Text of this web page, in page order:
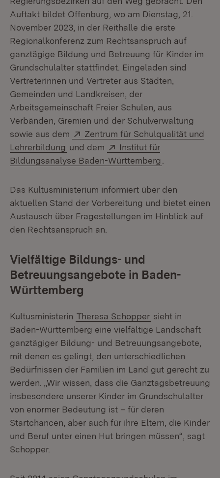
Auftakt bildet Offenburg, wo am Dienstag, 21.
November 2023, in der Reithalle die erste
Regionalkonferenz zum Rechtsanspruch auf
ganztägige Bildung und Betreuung für Kinder im
Grundschulalter stattfindet. Eingeladen sind
Vertreterinnen und Vertreter aus Städten,
Gemeinden und Landkreisen, der
Arbeitsgemeinschaft Freier Schulen, aus
Verbänden, Gremien und der Schulverwaltung
sowie aus dem
Extern:
Zentrum für Schulqualität und
Lehrerbildung (Öffnet in neuem Fenster)
und dem Extern:
Institut für
Bildungsanalyse Baden-Württemberg
Das Kultusministerium informiert über den
aktuellen Stand der Vorbereitung und bietet einen
Austausch über Fragestellungen im Hinblick auf
den Rechtsanspruch an.
Vielfältige Bildungs- und
Betreuungsangebote in Baden-
Württemberg
Kultusministerin Theresa Schopper sieht in
Baden-Württemberg eine vielfältige Landschaft
ganztägiger Bildung- und Betreuungsangebote,
mit denen es gelingt, den unterschiedlichen
Bedürfnissen der Familien im Land gut gerecht zu
werden. „Wir wissen, dass die Ganztagsbetreuung
insbesondere unserer Kinder im Grundschulalter
von enormer Bedeutung ist – für deren
Startchancen, aber auch für ihre Eltern, die Kinder
und Beruf unter einen Hut bringen müssen“, sagt
Schopper.